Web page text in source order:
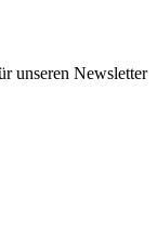
unseren Newsletter